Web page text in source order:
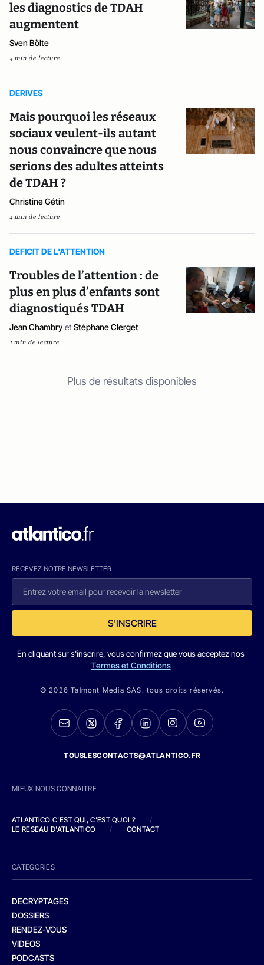
les diagnostics de TDAH
augmentent
Sven Bölte
4 min de lecture
DERIVES
Mais pourquoi les réseaux
sociaux veulent-ils autant
nous convaincre que nous
serions des adultes atteints
de TDAH ?
Christine Gétin
4 min de lecture
DEFICIT DE L'ATTENTION
Troubles de l’attention : de
plus en plus d’enfants sont
diagnostiqués TDAH
Jean Chambry et Stéphane Clerget
1 min de lecture
Plus de résultats disponibles
RECEVEZ NOTRE NEWSLETTER
S'INSCRIRE
En cliquant sur s'inscrire, vous confirmez que vous acceptez nos
Termes et Conditions
© 2026 Talmont Media SAS. tous droits réservés.
TOUSLESCONTACTS@ATLANTICO.FR
MIEUX NOUS CONNAITRE
ATLANTICO C'EST QUI, C'EST QUOI ?
/
LE RESEAU D'ATLANTICO
/ CONTACT
CATEGORIES
DECRYPTAGES
DOSSIERS
RENDEZ-VOUS
VIDEOS
PODCASTS